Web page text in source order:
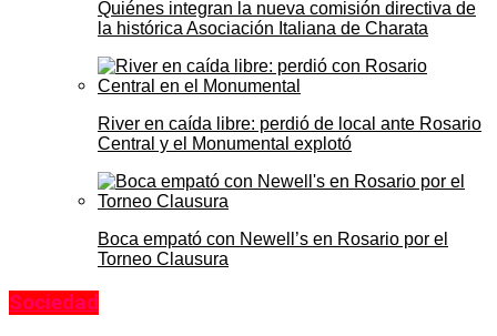
Quiénes integran la nueva comisión directiva de
la histórica Asociación Italiana de Charata
River en caída libre: perdió de local ante Rosario
Central y el Monumental explotó
Boca empató con Newell’s en Rosario por el
Torneo Clausura
Sociedad